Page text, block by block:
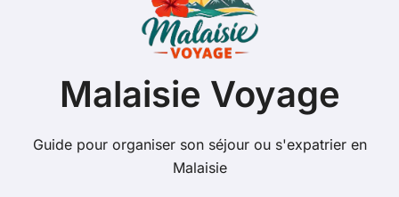
Malaisie Voyage
Guide pour organiser son séjour ou s'expatrier en
Malaisie